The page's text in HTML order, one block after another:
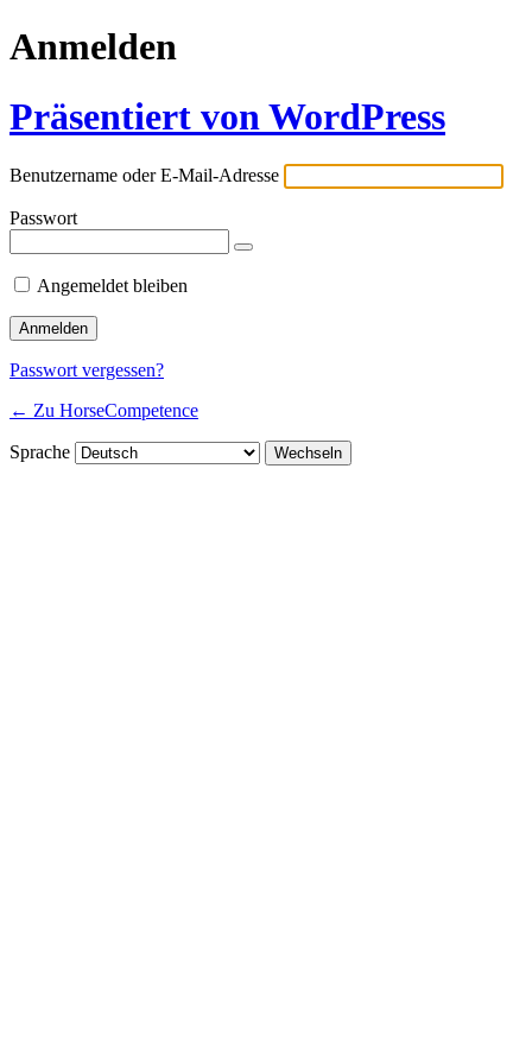
Anmelden
Präsentiert von WordPress
Benutzername oder E-Mail-Adresse
Passwort
Angemeldet bleiben
Passwort vergessen?
← Zu HorseCompetence
Sprache